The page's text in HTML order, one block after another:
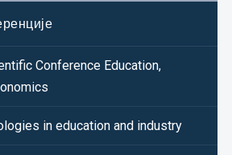
Conference Education,
in education and industry